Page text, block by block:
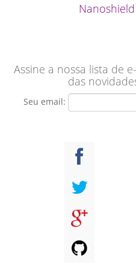
Assine a nossa lista de
das
Seu email: